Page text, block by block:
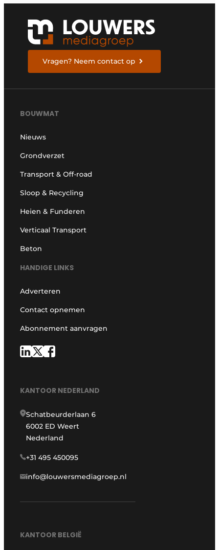
Vragen? Neem contact op
BOUWMAT
Nieuws
Grondverzet
Transport & Off-road
Sloop & Recycling
Heien & Funderen
Verticaal Transport
Beton
HANDIGE LINKS
Adverteren
Contact opnemen
Abonnement aanvragen
KANTOOR NEDERLAND
Schatbeurderlaan 6
6002 ED Weert
Nederland
+31 495 450095
info@louwersmediagroep.nl
KANTOOR BELGIË